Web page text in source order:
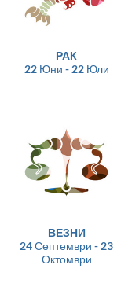
РАК
22 Юни - 22 Юли
ВЕЗНИ
24 Септември - 23
Октомври